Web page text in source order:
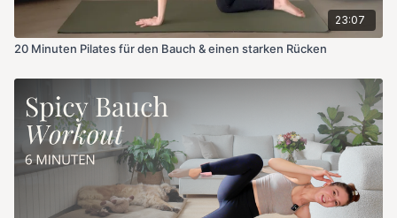
23:07
20 Minuten Pilates für den Bauch & einen starken Rücken